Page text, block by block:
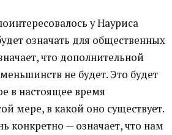
у Науриса
означать для общественных
что дополнительной
не будет. Это будет
в настоящее время
мере, в какой оно существует.
конкретно — означает, что нам